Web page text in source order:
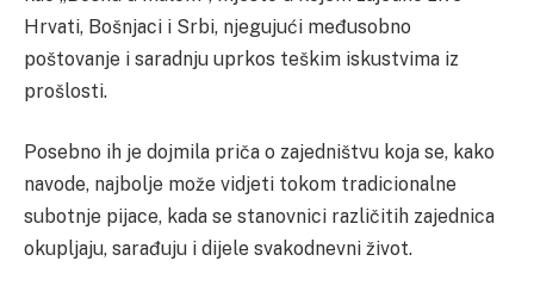
Hrvati, Bošnjaci i Srbi, njegujući međusobno
poštovanje i saradnju uprkos teškim iskustvima iz
prošlosti.
Posebno ih je dojmila priča o zajedništvu koja se, kako
navode, najbolje može vidjeti tokom tradicionalne
subotnje pijace, kada se stanovnici različitih zajednica
okupljaju, sarađuju i dijele svakodnevni život.